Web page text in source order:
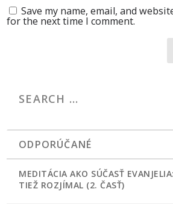
Save my name, email, and
for the next time I comment.
ODPORÚČANÉ
MEDITÁCIA AKO SÚČASŤ
TIEŽ ROZJÍMAL (2. ČASŤ)